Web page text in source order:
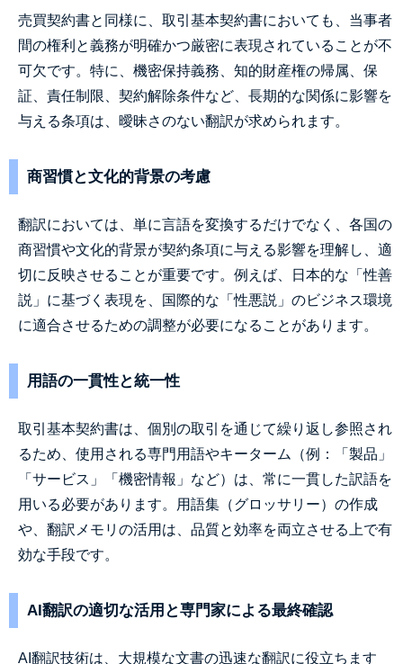
売買契約書と同様に、取引基本契約書においても、当事者
間の権利と義務が明確かつ厳密に表現されていることが不
可欠です。特に、機密保持義務、知的財産権の帰属、保
証、責任制限、契約解除条件など、長期的な関係に影響を
与える条項は、曖昧さのない翻訳が求められます。
商習慣と文化的背景の考慮
翻訳においては、単に言語を変換するだけでなく、各国の
商習慣や文化的背景が契約条項に与える影響を理解し、適
切に反映させることが重要です。例えば、日本的な「性善
説」に基づく表現を、国際的な「性悪説」のビジネス環境
に適合させるための調整が必要になることがあります。
用語の一貫性と統一性
取引基本契約書は、個別の取引を通じて繰り返し参照され
るため、使用される専門用語やキーターム（例：「製品」
「サービス」「機密情報」など）は、常に一貫した訳語を
用いる必要があります。用語集（グロッサリー）の作成
や、翻訳メモリの活用は、品質と効率を両立させる上で有
効な手段です。
AI翻訳の適切な活用と専門家による最終確認
AI翻訳技術は、大規模な文書の迅速な翻訳に役立ちます